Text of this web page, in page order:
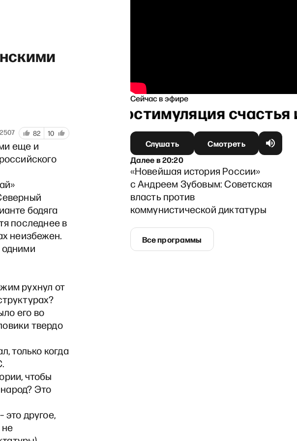
82 10
еще и
бодяга
последнее в
неизбежен.
одними
рухнул от
его во
твердо
только когда
чтобы
Это
это другое,
Сейчас в эфире
Нейростимуляция счастья
Слушать
Смотреть
Далеев20:20
«Новейшая история России»
с Андреем Зубовым: Советская
власть против
коммунистической диктатуры
Все программы